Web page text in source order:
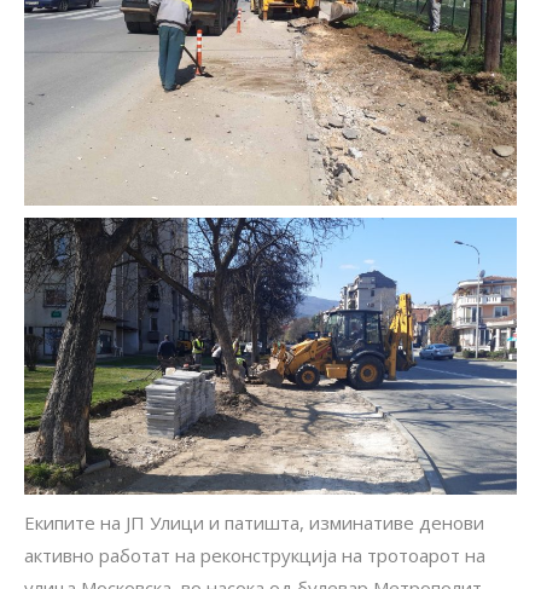
Екипите на ЈП Улици и патишта, изминативе денови
активно работат на реконструкција на тротоарот на